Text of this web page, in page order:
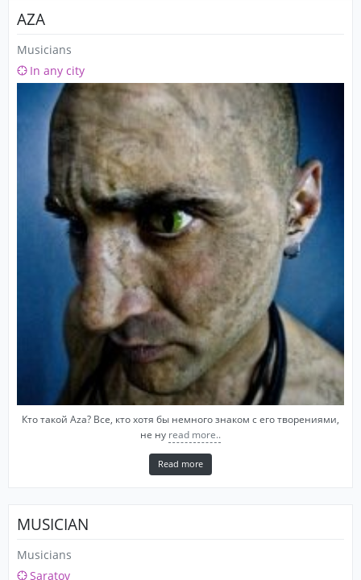
AZA
Musicians
In any city
Кто такой Aza? Все, кто хотя бы немного знаком с его творениями,
не ну read more..
Read more
MUSICIAN
Musicians
Saratov